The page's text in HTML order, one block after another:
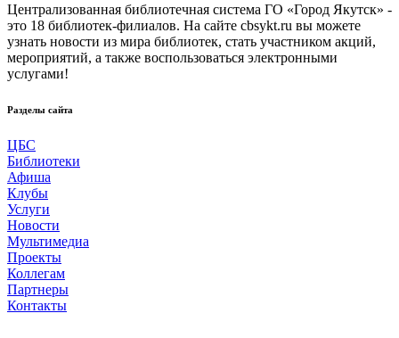
Централизованная библиотечная система ГО «Город Якутск» -
это 18 библиотек-филиалов. На сайте cbsykt.ru вы можете
узнать новости из мира библиотек, стать участником акций,
мероприятий, а также воспользоваться электронными
услугами!
Разделы сайта
ЦБС
Библиотеки
Афиша
Клубы
Услуги
Новости
Мультимедиа
Проекты
Коллегам
Партнеры
Контакты